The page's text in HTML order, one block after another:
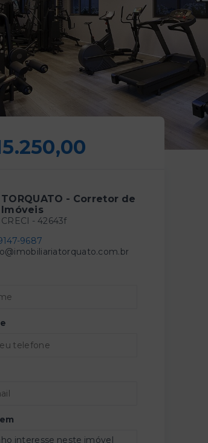
TORQUATO - Corretor de
Imóveis
CRECI - 42643f
9687